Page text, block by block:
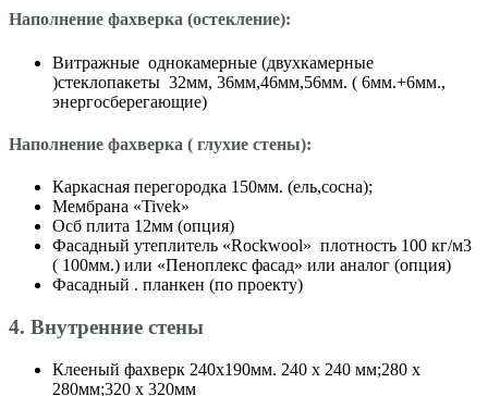
Наполнение фахверка (остекление):
Витражные однокамерные (двухкамерные
)стеклопакеты 32мм, 36мм,46мм,56мм. ( 6мм.+6мм.,
энергосберегающие)
Наполнение фахверка ( глухие стены):
Каркасная перегородка 150мм. (ель,сосна);
Мембрана «Tivek»
Осб плита 12мм (опция)
Фасадный утеплитель «Roсkwool» плотность 100 кг/м3
( 100мм.) или «Пеноплекс фасад» или аналог (опция)
Фасадный . планкен (по проекту)
4. Внутренние стены
Клееный фахверк 240х190мм. 240 х 240 мм;280 х
280мм;320 х 320мм